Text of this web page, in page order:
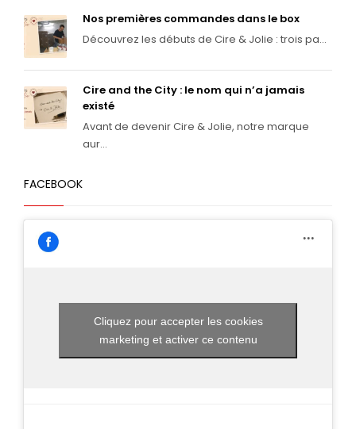
Nos premières commandes dans le box
Découvrez les débuts de Cire & Jolie : trois pa...
Cire and the City : le nom qui n’a jamais
existé
Avant de devenir Cire & Jolie, notre marque
aur...
FACEBOOK
Cliquez pour accepter les cookies
marketing et activer ce contenu